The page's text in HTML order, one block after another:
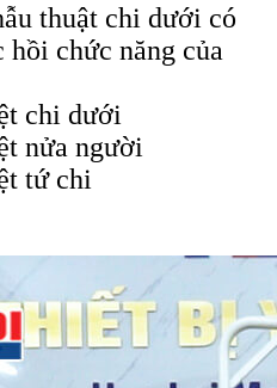
thuật chi dưới có
chức năng của
chi dưới
nửa người
tứ chi